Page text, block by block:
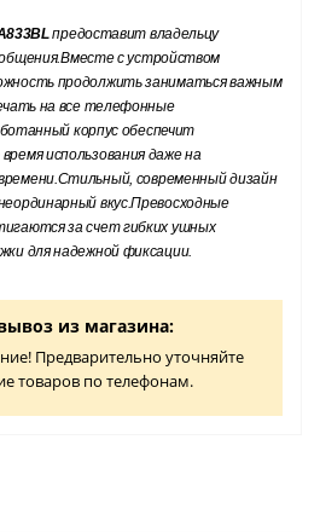
предоставит владельцу
Вместе с устройством
продолжить заниматься важным
на все телефонные
корпус обеспечит
использования даже на
современный дизайн
вкус.Превосходные
за счет гибких ушных
для надежной фиксации.
из магазина:
Предварительно уточняйте
товаров по телефонам.